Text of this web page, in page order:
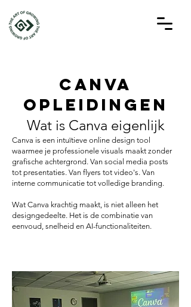
Canva
opleidingen
Wat is Canva eigenlijk
Canva is een intuïtieve online design tool
waarmee je professionele visuals maakt zonder
grafische achtergrond. Van social media posts
tot presentaties. Van flyers tot video's. Van
interne communicatie tot volledige branding.
Wat Canva krachtig maakt, is niet alleen het
designgedeelte. Het is de combinatie van
eenvoud, snelheid en AI-functionaliteiten.